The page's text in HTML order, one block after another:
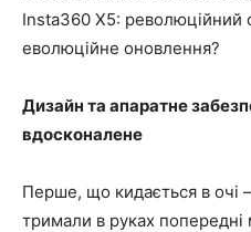
Insta360 X5: революційний
еволюційне оновлення?
Дизайн та апаратне
вдосконалене
Перше, що кидається в очі
тримали в руках